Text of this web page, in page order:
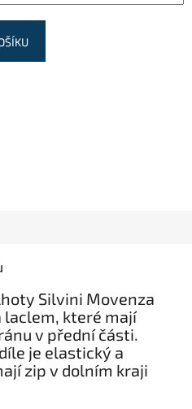
Silvini Movenza
laclem, které mají
v přední části.
je elastický a
zip v dolním kraji